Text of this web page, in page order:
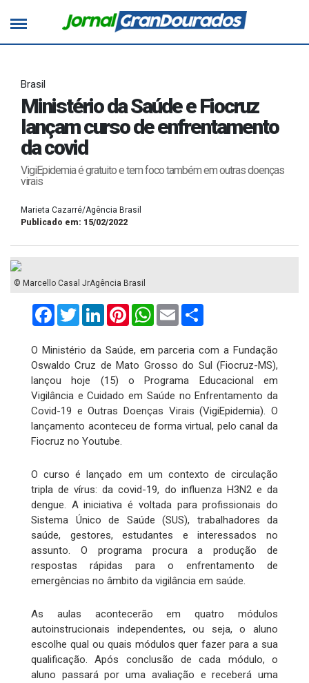
Brasil
Ministério da Saúde e Fiocruz
lançam curso de enfrentamento
da covid
VigiEpidemia é gratuito e tem foco também em outras doenças
virais
Marieta Cazarré/Agência Brasil
Publicado em: 15/02/2022
© Marcello Casal JrAgência Brasil
FacebookTwitterLinkedInPinterestWhatsApp
Email
O Ministério da Saúde, em parceria com a Fundação
Oswaldo Cruz de Mato Grosso do Sul (Fiocruz-MS),
lançou hoje (15) o Programa Educacional em
Vigilância e Cuidado em Saúde no Enfrentamento da
Covid-19 e Outras Doenças Virais (VigiEpidemia). O
lançamento aconteceu de forma virtual, pelo canal da
Fiocruz no Youtube.
O curso é lançado em um contexto de circulação
tripla de vírus: da covid-19, do influenza H3N2 e da
dengue. A iniciativa é voltada para profissionais do
Sistema Único de Saúde (SUS), trabalhadores da
saúde, gestores, estudantes e interessados no
assunto. O programa procura a produção de
respostas rápidas para o enfrentamento de
emergências no âmbito da vigilância em saúde.
As aulas acontecerão em quatro módulos
autoinstrucionais independentes, ou seja, o aluno
escolhe qual ou quais módulos quer fazer para a sua
qualificação. Após conclusão de cada módulo, o
aluno passará por uma avaliação e receberá uma